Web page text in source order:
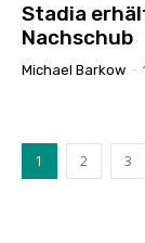
Stadia
Nachschub
Michael Barkow -
1 2 3